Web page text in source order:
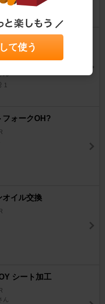
AE-06をラジエータ
るも違和感
ん
1
フォークOH?
オイル交換
シート加工
ん
て使う